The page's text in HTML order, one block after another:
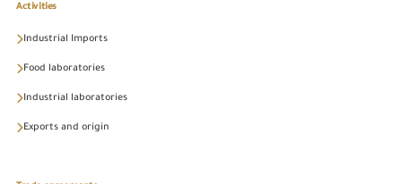
Activities
Industrial Imports
Food laboratories
Industrial laboratories
Exports and origin